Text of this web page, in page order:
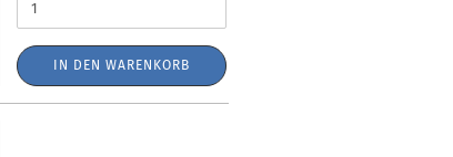
IN DEN WARENKORB